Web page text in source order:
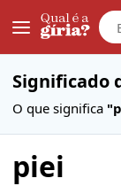
Galera
Significado
O que significa
piei